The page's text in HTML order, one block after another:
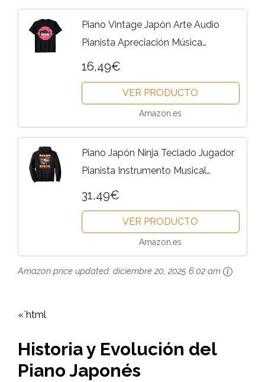
Piano Vintage Japón Arte Audio
Pianista Apreciación Música
Camiseta
16,49€
VER PRODUCTO
Amazon.es
Piano Japón Ninja Teclado Jugador
Pianista Instrumento Musical
Sudadera con Capucha
31,49€
VER PRODUCTO
Amazon.es
Amazon price updated: diciembre 20, 2025 6:02 am
«`html
Historia y Evolución del
Piano Japonés